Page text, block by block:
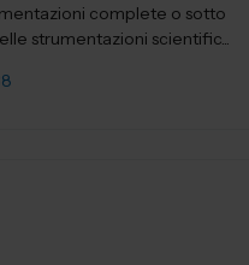
complete o sotto
strumentazioni scientific...